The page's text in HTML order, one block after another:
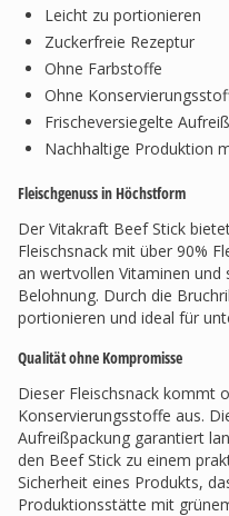
Leicht zu portionieren
Zuckerfreie Rezeptur
Ohne Farbstoffe
Ohne
Frischeversiegelte
Nachhaltige Produktion
Fleischgenuss in Höchstform
Der Vitakraft Beef Stick
Fleischsnack mit über 90%
an wertvollen Vitaminen
Belohnung. Durch die
portionieren und ideal für
Qualität ohne Kompromisse
Dieser Fleischsnack kommt
Konservierungsstoffe aus.
Aufreißpackung garantiert
den Beef Stick zu einem
Sicherheit eines Produkts,
Produktionsstätte mit